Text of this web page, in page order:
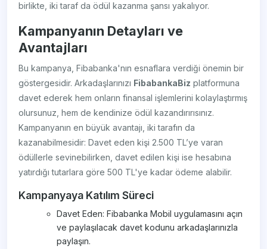
birlikte, iki taraf da ödül kazanma şansı yakalıyor.
Kampanyanın Detayları ve
Avantajları
Bu kampanya, Fibabanka'nın esnaflara verdiği önemin bir
göstergesidir. Arkadaşlarınızı FibabankaBiz platformuna
davet ederek hem onların finansal işlemlerini kolaylaştırmış
olursunuz, hem de kendinize ödül kazandırırısınız.
Kampanyanın en büyük avantajı, iki tarafın da
kazanabilmesidir: Davet eden kişi 2.500 TL’ye varan
ödüllerle sevinebilirken, davet edilen kişi ise hesabına
yatırdığı tutarlara göre 500 TL'ye kadar ödeme alabilir.
Kampanyaya Katılım Süreci
Davet Eden: Fibabanka Mobil uygulamasını açın
ve paylaşılacak davet kodunu arkadaşlarınızla
paylaşın.